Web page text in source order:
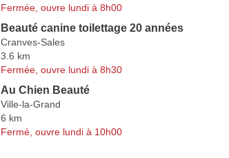
Fermée, ouvre lundi à 8h00
Beauté canine toilettage 20 années
Cranves-Sales
3.6 km
Fermée, ouvre lundi à 8h30
Au Chien Beauté
Ville-la-Grand
6 km
Fermé, ouvre lundi à 10h00